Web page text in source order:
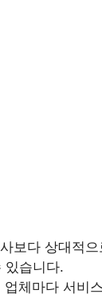
보다 상대적
있습니다.
업체마다 서비